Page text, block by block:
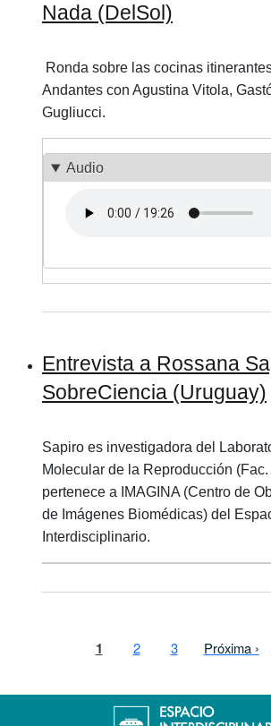
Nada (DelSol)
Ronda sobre las cocinas
Andantes con Agustina Vitola,
Gugliucci.
Audio
Entrevista a Rossana
SobreCiencia (Uruguay)
Sapiro es investigadora del
Molecular de la Reproducción
pertenece a IMAGINA (Centro de
de Imágenes Biomédicas) del
Interdisciplinario.
PaginaciónPágina actual
1 Page
2 Page
3 Siguiente
Próxima ›